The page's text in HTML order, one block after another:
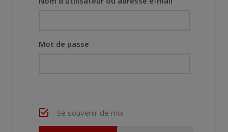
Mot de passe
Se souvenir de moi